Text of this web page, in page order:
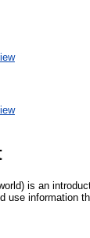
is an
use information